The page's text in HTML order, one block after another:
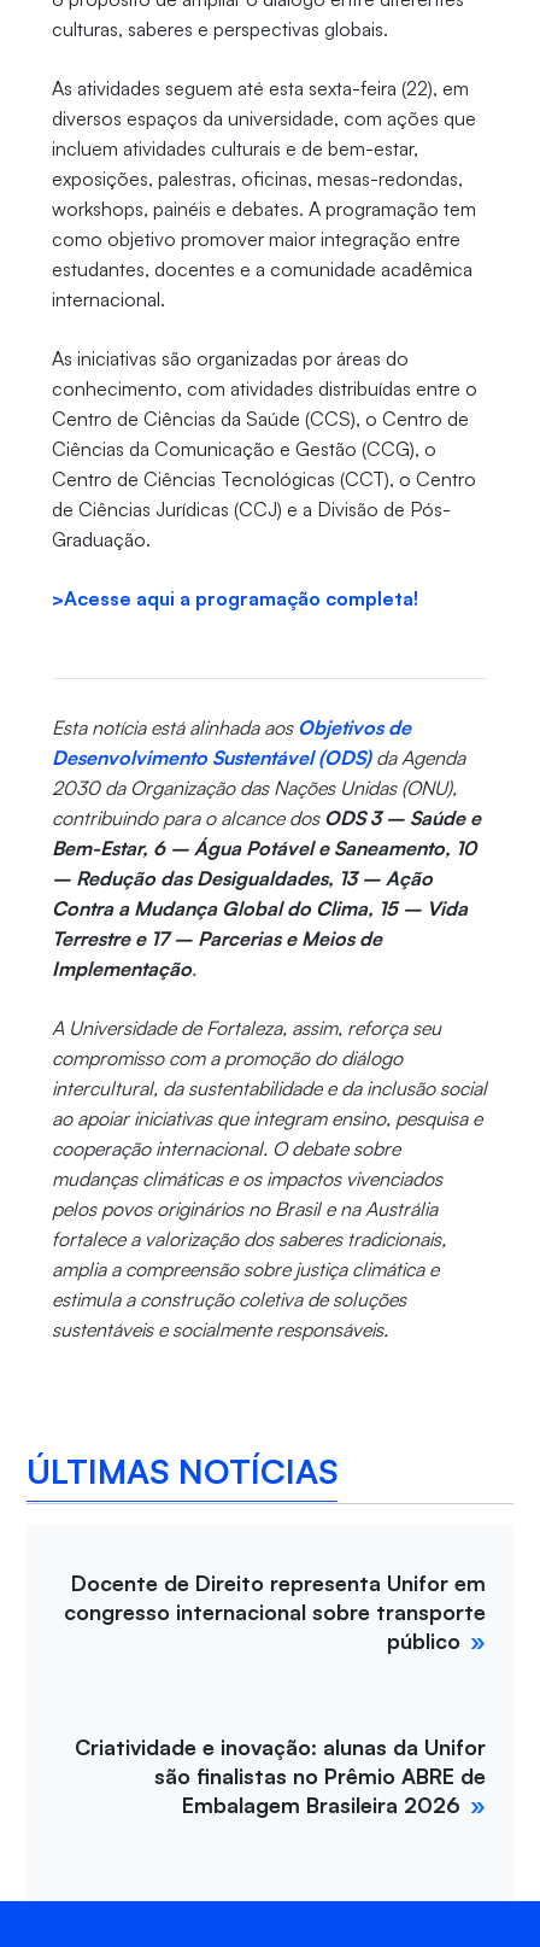
culturas, saberes e perspectivas globais.
As atividades seguem até esta sexta-feira (22), em
diversos espaços da universidade, com ações que
incluem atividades culturais e de bem-estar,
exposições, palestras, oficinas, mesas-redondas,
workshops, painéis e debates. A programação tem
como objetivo promover maior integração entre
estudantes, docentes e a comunidade acadêmica
internacional.
As iniciativas são organizadas por áreas do
conhecimento, com atividades distribuídas entre o
Centro de Ciências da Saúde (CCS), o Centro de
Ciências da Comunicação e Gestão (CCG), o
Centro de Ciências Tecnológicas (CCT), o Centro
de Ciências Jurídicas (CCJ) e a Divisão de Pós-
Graduação.
>Acesse aqui a programação completa!
Esta notícia está alinhada aos Objetivos de
Desenvolvimento Sustentável (ODS)da Agenda
2030 da Organização das Nações Unidas (ONU),
contribuindo para o alcance dos ODS 3 – Saúde e
Bem-Estar, 6 – Água Potável e Saneamento, 10
– Redução das Desigualdades, 13 – Ação
Contra a Mudança Global do Clima, 15 – Vida
Terrestre e 17 – Parcerias e Meios de
Implementação.
A Universidade de Fortaleza, assim, reforça seu
compromisso com a promoção do diálogo
intercultural, da sustentabilidade e da inclusão social
ao apoiar iniciativas que integram ensino, pesquisa e
cooperação internacional. O debate sobre
mudanças climáticas e os impactos vivenciados
pelos povos originários no Brasil e na Austrália
fortalece a valorização dos saberes tradicionais,
amplia a compreensão sobre justiça climática e
estimula a construção coletiva de soluções
sustentáveis e socialmente responsáveis.
ÚLTIMAS NOTÍCIAS
Docente de Direito representa Unifor em
congresso internacional sobre transporte
público
Criatividade e inovação: alunas da Unifor
são finalistas no Prêmio ABRE de
Embalagem Brasileira 2026